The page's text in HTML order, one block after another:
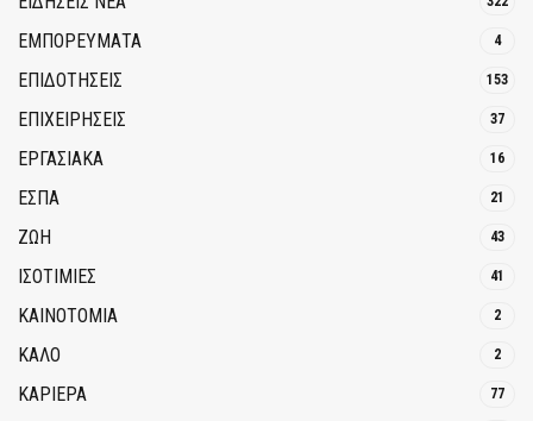
ΕΜΠΟΡΕΥΜΑΤΑ 4
ΕΠΙΔΟΤΗΣΕΙΣ 153
ΕΠΙΧΕΙΡΗΣΕΙΣ 37
ΕΡΓΑΣΙΑΚΑ 16
ΕΣΠΑ 21
ΖΩΗ 43
ΙΣΟΤΙΜΙΕΣ 41
ΚΑΙΝΟΤΟΜΊΑ 2
ΚΑΛΟ 2
ΚΑΡΙΕΡΑ 77